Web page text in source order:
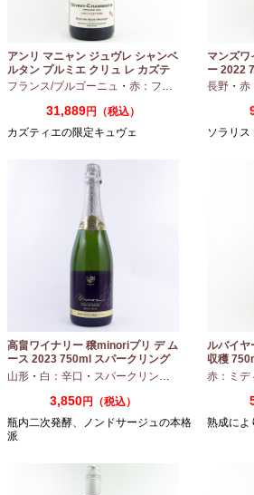
アンリ マニャン ジュヴレ シャンベ
ルタン プルミエ クリュ レ カズテ
ィエ エルバージュ 24 モワ 2023
フランス/ブルゴーニュ ・ 赤：フルボディ ・ピノノ
31,889円（税込）
カズティエの限定キュヴェ
マンズワ
ー 2022
長野 ・ 赤
ソラリス
高畠ワイナリー 穣minoriプリ デ ム
ース 2023 750ml スパークリング
ワイン
山形 ・ 白：辛口 ・ スパークリングワイン ・シャル
3,850円（税込）
瓶内二次発酵、ノンドサージュの本格
派
ルバイヤ
収穫
赤：ミデ
熟成によ